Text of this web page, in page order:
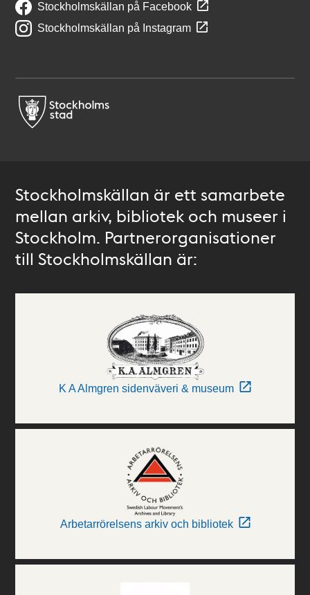
Stockholmskällan på Facebook
Stockholmskällan på Instagram
Stockholmskällan är ett samarbete
mellan arkiv, bibliotek och museer i
Stockholm. Partnerorganisationer
till Stockholmskällan är:
K A Almgren sidenväveri & museum
Arbetarrörelsens arkiv och bibliotek